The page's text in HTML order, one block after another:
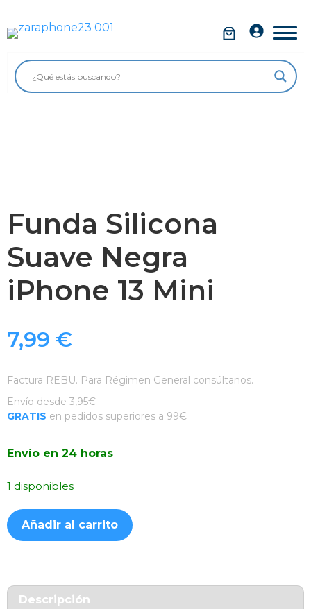
contenido
Funda Silicona
Suave Negra
iPhone 13 Mini
7,99 €
Factura REBU. Para Régimen General consúltanos.
Envío desde 3,95€
GRATIS en pedidos superiores a 99€
Envío en 24 horas
1 disponibles
Funda
Silicona
iPhone
Añadir al carrito
Descripción
Móviles
Impolutos
Accesorios
Garantía Zaraphone